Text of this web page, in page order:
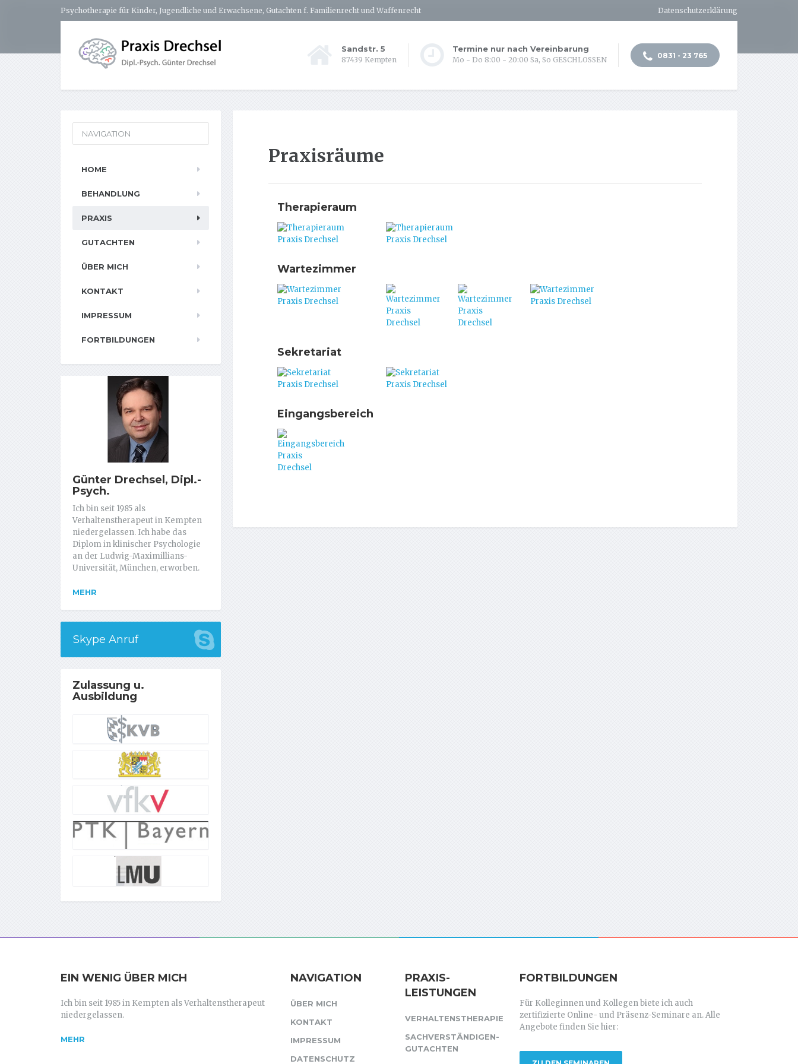
Psychotherapie für Kinder, Jugendliche und Erwachsene, Gutachten f. Familienrecht und Waffenrecht Datenschutzerklärung
Sandstr. 5
87439 Kempten
Termine nur nach Vereinbarung
Mo - Do 8:00 - 20:00 Sa, So GESCHLOSSEN 0831 - 23 765
Praxisräume
Therapieraum
Wartezimmer
Sekretariat
Eingangsbereich
NAVIGATION
HOME
BEHANDLUNG
PRAXIS
GUTACHTEN
ÜBER MICH
KONTAKT
IMPRESSUM
FORTBILDUNGEN
Günter Drechsel, Dipl.-
Psych.
Ich bin seit 1985 als
Verhaltenstherapeut in Kempten
niedergelassen. Ich habe das
Diplom in klinischer Psychologie
an der Ludwig-Maximillians-
Universität, München, erworben.
MEHR
Skype Anruf
Zulassung u.
Ausbildung
EIN WENIG ÜBER MICH
Ich bin seit 1985 in Kempten als Verhaltenstherapeut
niedergelassen.
MEHR
NAVIGATION
ÜBER MICH
KONTAKT
IMPRESSUM
DATENSCHUTZ
PRAXIS-
LEISTUNGEN
VERHALTENSTHERAPIE
SACHVERSTÄNDIGEN-
GUTACHTEN
FORTBILDUNGEN
Für Kolleginnen und Kollegen biete ich auch
zertifizierte Online- und Präsenz-Seminare an. Alle
Angebote finden Sie hier: